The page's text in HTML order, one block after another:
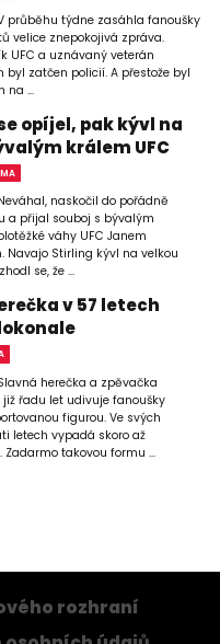
průběhu týdne zasáhla fanoušky
velice znepokojivá zpráva.
UFC a uznávaný veterán
byl zatčen policií. A přestože byl
na ...
opíjel, pak kývl na
králem UFC
naskočil do pořádně
a přijal souboj s bývalým
váhy UFC Janem
Navajo Stirling kývl na velkou
se, že ...
v 57 letech
herečka a zpěvačka
již řadu let udivuje fanoušky
figurou. Ve svých
letech vypadá skoro až
Zadarmo takovou formu ...
rozhraní